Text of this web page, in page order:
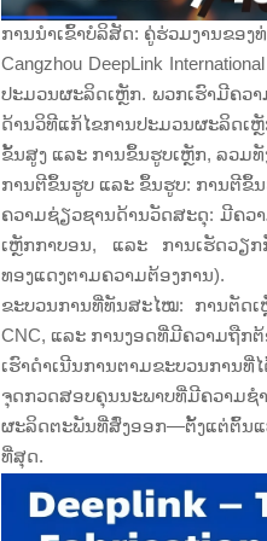
ການນຳເຂົ້າບໍລິສັດ: ຄູ່ຮ່ວມງານຂອ
Cangzhou DeepLink
ປະມວນຜະລິດເຫຼັກ. ພວກເຮົາມີຄວ
ດ້ານວິທີແກ້ໄຂການປະມວນຜະລິດເ
ຂັ້ນສູງ ແລະ ການຂຶ້ນຮູບເຫຼັກ, ລວມທັ
ການຕີຂຶ້ນຮູບ ແລະ ຂຶ້ນຮູບ: ການຕີຂຶ້
ຄວາມຊ່ຽວຊານດ້ານວັດສະດຸ: ມີຄວ
ເຫຼັກກາບອນ, ແລະ ການເຮັດວຽກ
ທອງແດງຕາມຄວາມຕ້ອງການ).
ຂະບວນການທີ່ທັນສະໄໝ: ການຕັດເ
CNC, ແລະ ການງອດທີ່ມີຄວາມຖືກຕ້
ເຮົາດຳເນີນການຕາມຂະບວນການ
ຈຸດກວດສອບຄຸນນະພາບທີ່ມີຄວາມຊ
ຜະລິດຕະພັນທີ່ສົ່ງອອກ—ຕັ້ງແຕ່ຕົ້ນແ
ທີ່ສຸດ.